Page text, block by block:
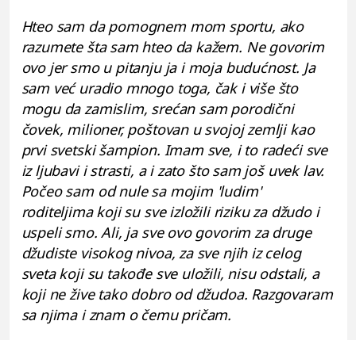
Hteo sam da pomognem mom sportu, ako
razumete šta sam hteo da kažem. Ne govorim
ovo jer smo u pitanju ja i moja budućnost. Ja
sam već uradio mnogo toga, čak i više što
mogu da zamislim, srećan sam porodični
čovek, milioner, poštovan u svojoj zemlji kao
prvi svetski šampion. Imam sve, i to radeći sve
iz ljubavi i strasti, a i zato što sam još uvek lav.
Počeo sam od nule sa mojim 'ludim'
roditeljima koji su sve izložili riziku za džudo i
uspeli smo. Ali, ja sve ovo govorim za druge
džudiste visokog nivoa, za sve njih iz celog
sveta koji su takođe sve uložili, nisu odstali, a
koji ne žive tako dobro od džudoa. Razgovaram
sa njima i znam o čemu pričam.